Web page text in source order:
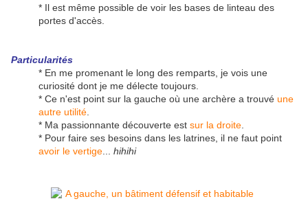
* Il est même possible de voir les bases de linteau des
portes d'accès.
Particularités
* En me promenant le long des remparts, je vois une
curiosité dont je me délecte toujours.
* Ce n'est point sur la gauche où une archère a trouvé une
autre utilité
* Ma passionnante découverte est sur la droite
* Pour faire ses besoins dans les latrines, il ne faut point
avoir le vertige
hihihi